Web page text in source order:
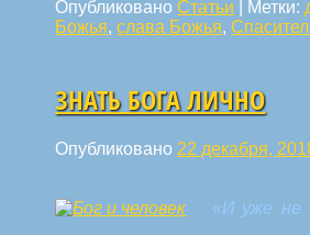
ОпубликованоСтатьи Метки:
Божья,слава Божья,
ЗНАТЬ БОГА ЛИЧНО
Опубликовано 22 декабря,
«И уже не